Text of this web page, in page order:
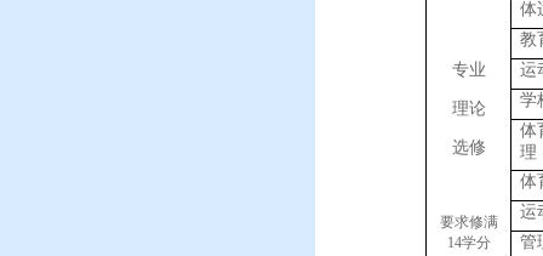
专业
理论
选修
要求修满
14学分
体
教
运
学
体
理
体
运
管